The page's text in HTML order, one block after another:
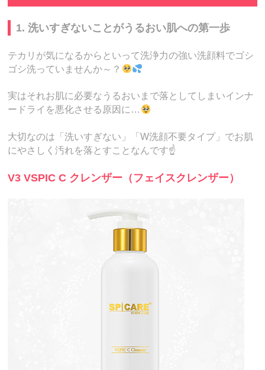
1. 洗いすぎないことがうるおい肌への第一歩
テカリが気になるからといって洗浄力の強い洗顔料でゴシ
ゴシ洗っていませんか～？
実はそれお肌に必要なうるおいまで落としてしまいインナ
ードライを悪化させる原因に…
大切なのは「洗いすぎない」「W洗顔不要タイプ」でお肌
にやさしく汚れを落とすことなんです☝️
V3 VSPIC C クレンザー（フェイスクレンザー）